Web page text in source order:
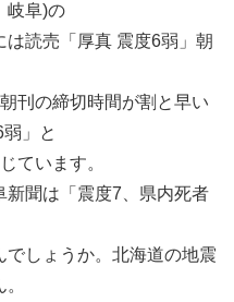
岐阜)の
読売「厚真 震度6弱」朝
刊の締切時間が割と早い
」と
ています。
新聞は「震度7、県内死者
でしょうか。北海道の地震